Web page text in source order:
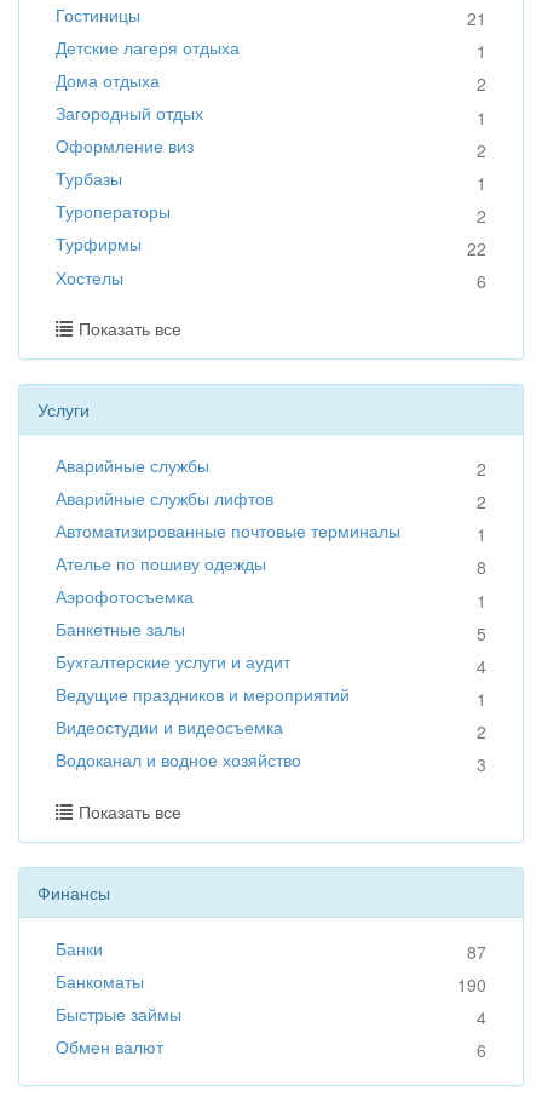
Гостиницы
21
Детские лагеря отдыха
1
Дома отдыха
2
Загородный отдых
1
Оформление виз
2
Турбазы
1
Туроператоры
2
Турфирмы
22
Хостелы
6
Показать все
Услуги
Аварийные службы
2
Аварийные службы лифтов
2
Автоматизированные почтовые терминалы
1
Ателье по пошиву одежды
8
Аэрофотосъемка
1
Банкетные залы
5
Бухгалтерские услуги и аудит
4
Ведущие праздников и мероприятий
1
Видеостудии и видеосъемка
2
Водоканал и водное хозяйство
3
Показать все
Финансы
Банки
87
Банкоматы
190
Быстрые займы
4
Обмен валют
6